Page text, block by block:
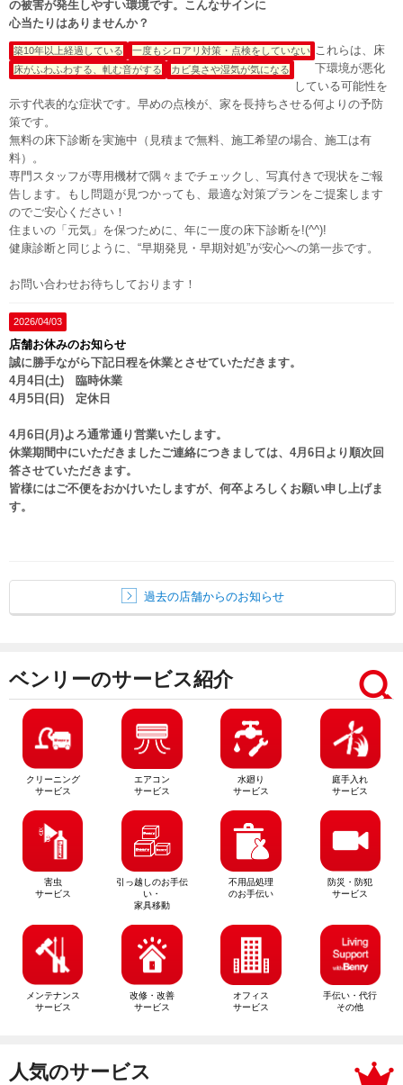
の被害が発生しやすい環境です。こんなサインに
心当たりはありませんか？
築10年以上経過している
一度もシロアリ対策・点検をしていない
床がふわふわする、軋む音がする
カビ臭さや湿気が気になる
これらは、床
下環境が悪化
している可能性を
示す代表的な症状です。早めの点検が、家を長持ちさせる何よりの予防
策です。
無料の床下診断を実施中（見積まで無料、施工希望の場合、施工は有
料）。
専門スタッフが専用機材で隅々までチェックし、写真付きで現状をご報
告します。もし問題が見つかっても、最適な対策プランをご提案します
のでご安心ください！
住まいの「元気」を保つために、年に一度の床下診断を!(^^)!
健康診断と同じように、“早期発見・早期対処”が安心への第一歩です。
お問い合わせお待ちしております！
2026/04/03
店舗お休みのお知らせ
誠に勝手ながら下記日程を休業とさせていただきます。
4月4日(土) 臨時休業
4月5日(日) 定休日
4月6日(月)よろ通常通り営業いたします。
休業期間中にいただきましたご連絡につきましては、4月6日より順次回
答させていただきます。
皆様にはご不便をおかけいたしますが、何卒よろしくお願い申し上げま
す。
過去の店舗からのお知らせ
ベンリーのサービス紹介
クリーニング
サービス
エアコン
サービス
水廻り
サービス
庭手入れ
サービス
害虫
サービス
引っ越しのお手伝
い・
家具移動
不用品処理
のお手伝い
防災・防犯
サービス
メンテナンス
サービス
改修・改善
サービス
オフィス
サービス
手伝い・代行
その他
人気のサービス